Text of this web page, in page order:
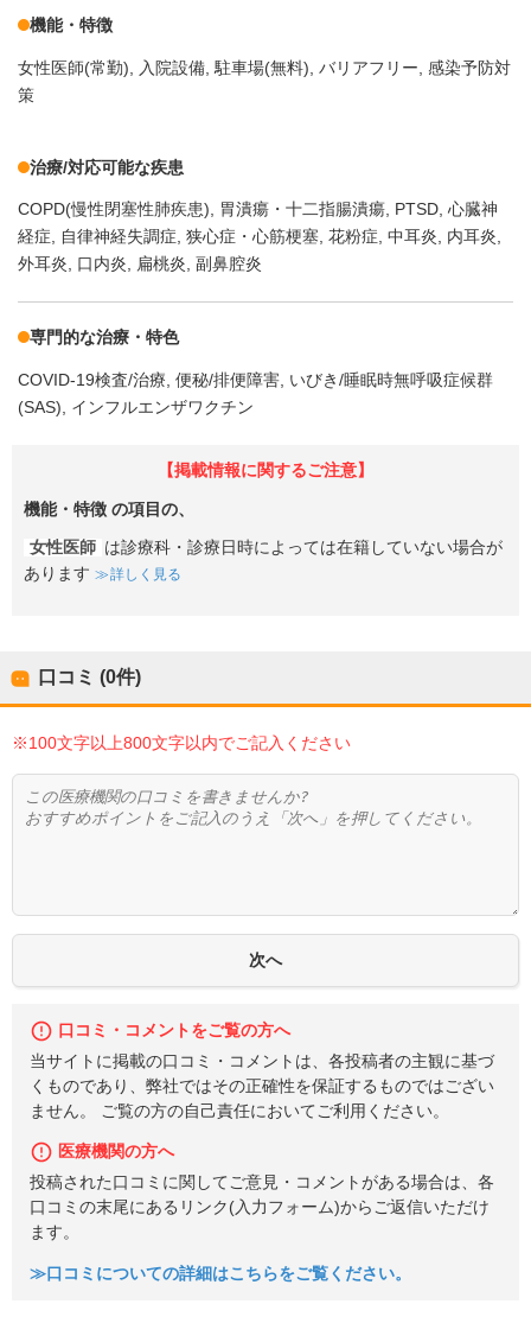
機能・特徴
女性医師(常勤) 入院設備 駐車場(無料) バリアフリー 感染予防対
策
治療/対応可能な疾患
COPD(慢性閉塞性肺疾患) 胃潰瘍・十二指腸潰瘍 PTSD 心臓神
経症
自律神経失調症 狭心症・心筋梗塞 花粉症 中耳炎
内耳炎
外耳炎
口内炎 扁桃炎 副鼻腔炎
専門的な治療・特色
COVID-19検査/治療 便秘/排便障害 いびき/睡眠時無呼吸症候群
(SAS)
インフルエンザワクチン
【掲載情報に関するご注意】
機能・特徴 の項目の、
女性医師 は診療科・診療日時によっては在籍していない場合が
あります
詳しく見る
口コミ (0件)
※100文字以上800文字以内でご記入ください
口コミ・コメントをご覧の方へ
当サイトに掲載の口コミ・コメントは、各投稿者の主観に基づ
くものであり、弊社ではその正確性を保証するものではござい
ません。 ご覧の方の自己責任においてご利用ください。
医療機関の方へ
投稿された口コミに関してご意見・コメントがある場合は、各
口コミの末尾にあるリンク(入力フォーム)からご返信いただけ
ます。
≫口コミについての詳細はこちらをご覧ください。